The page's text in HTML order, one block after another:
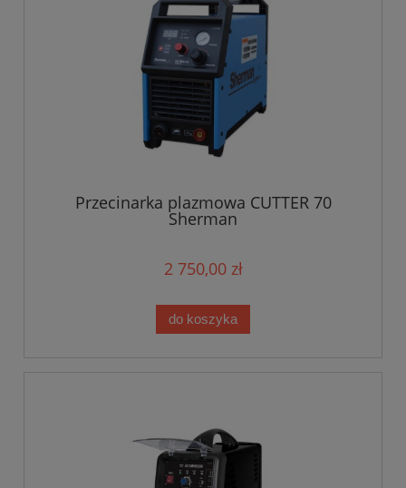
Przecinarka plazmowa CUTTER 70
Sherman
2 750,00 zł
do koszyka